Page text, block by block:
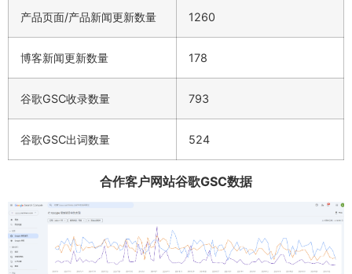
产品页面/产品新闻更新数量 1260
博客新闻更新数量 178
谷歌GSC收录数量 793
谷歌GSC出词数量 524
合作客户网站谷歌GSC数据